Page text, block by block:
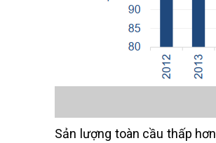
Sản lượng toàn cầu thấp